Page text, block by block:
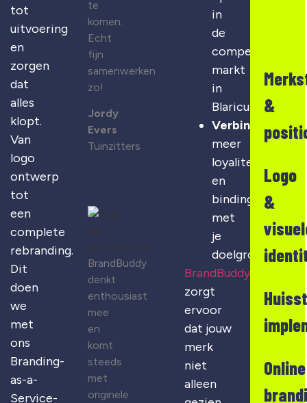
tot
uitvoering
en
zorgen
dat
alles
klopt.
Van
logo
ontwerp
tot
een
complete
rebranding.
Dit
doen
we
met
ons
Branding-
as-a-
Service-
te
komen.
Echt
fijn
samenwerken
zo!
Jordy
Evers
Tuinzitters
BrandBuddy
denkt
enthousiast
mee
en
komt
steeds
met
originele
in
de
competitieve
markt
in
Blaricum
Verbinding
meer
loyaliteit
en
binding
met
je
doelgroep
BrandBuddy
zorgt
ervoor
dat jouw
merk
niet
alleen
&
Logo
&
Online